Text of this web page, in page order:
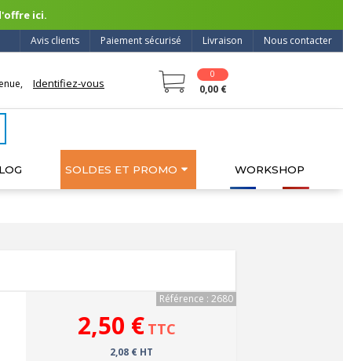
ici.
Nous contacter
Livraison
Paiement sécurisé
Avis clients
Identifiez-vous
0
0,00 €
SOLDES ET PROMO WORKSHOP
Référence : 2680
2,50 € TTC
2,08 € HT